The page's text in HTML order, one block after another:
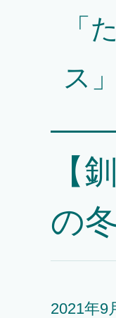
「
ス
【
の
2021年9